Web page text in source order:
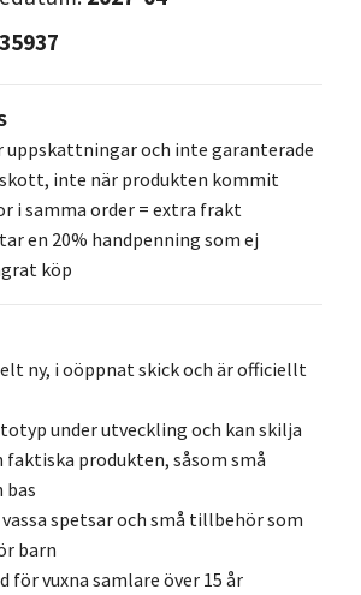
35937
uppskattningar och inte garanterade
inte när produkten kommit
i samma order = extra frakt
en 20% handpenning som ej
köp
ny, i oöppnat skick och är officiellt
under utveckling och kan skilja
faktiska produkten, såsom små
bas
spetsar och små tillbehör som
barn
för vuxna samlare över 15 år